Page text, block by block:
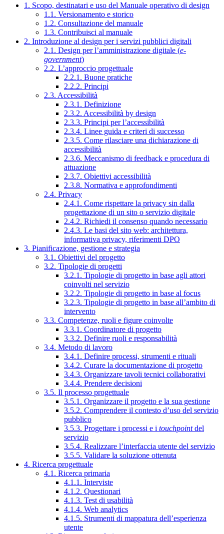
1. Scopo, destinatari e uso del Manuale operativo di design
1.1. Versionamento e storico
1.2. Consultazione del manuale
1.3. Contribuisci al manuale
2. Introduzione al design per i servizi pubblici digitali
2.1. Design per l’amministrazione digitale (e-
government)
2.2. L’approccio progettuale
2.2.1. Buone pratiche
2.2.2. Principi
2.3. Accessibilità
2.3.1. Definizione
2.3.2. Accessibilità by design
2.3.3. Principi per l’accessibilità
2.3.4. Linee guida e criteri di successo
2.3.5. Come rilasciare una dichiarazione di
accessibilità
2.3.6. Meccanismo di feedback e procedura di
attuazione
2.3.7. Obiettivi accessibilità
2.3.8. Normativa e approfondimenti
2.4. Privacy
2.4.1. Come rispettare la privacy sin dalla
progettazione di un sito o servizio digitale
2.4.2. Richiedi il consenso quando necessario
2.4.3. Le basi del sito web: architettura,
informativa privacy, riferimenti DPO
3. Pianificazione, gestione e strategia
3.1. Obiettivi del progetto
3.2. Tipologie di progetti
3.2.1. Tipologie di progetto in base agli attori
coinvolti nel servizio
3.2.2. Tipologie di progetto in base al focus
3.2.3. Tipologie di progetto in base all’ambito di
intervento
3.3. Competenze, ruoli e figure coinvolte
3.3.1. Coordinatore di progetto
3.3.2. Definire ruoli e responsabilità
3.4. Metodo di lavoro
3.4.1. Definire processi, strumenti e rituali
3.4.2. Curare la documentazione di progetto
3.4.3. Organizzare tavoli tecnici collaborativi
3.4.4. Prendere decisioni
3.5. Il processo progettuale
3.5.1. Organizzare il progetto e la sua gestione
3.5.2. Comprendere il contesto d’uso del servizio
pubblico
3.5.3. Progettare i processi e i touchpointdel
servizio
3.5.4. Realizzare l’interfaccia utente del servizio
3.5.5. Validare la soluzione ottenuta
4. Ricerca progettuale
4.1. Ricerca primaria
4.1.1. Interviste
4.1.2. Questionari
4.1.3. Test di usabilità
4.1.4. Web analytics
4.1.5. Strumenti di mappatura dell’esperienza
utente